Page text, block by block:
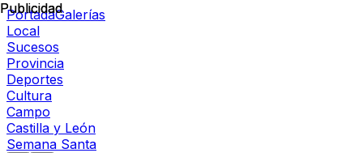
PortadaGalerías
Local
Sucesos
Provincia
Deportes
Cultura
Campo
Castilla y León
Semana Santa
Publicidad
Publicidad